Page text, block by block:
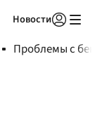
Новости
Проблемы с